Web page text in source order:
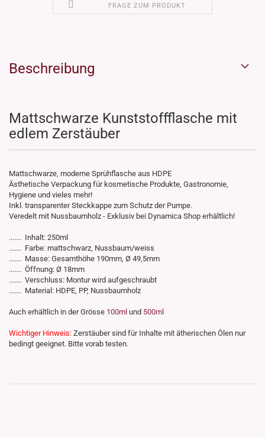
FRAGE ZUM PRODUKT
Beschreibung
Mattschwarze Kunststoffflasche mit
edlem Zerstäuber
Mattschwarze, moderne Sprühflasche aus HDPE
Ästhetische Verpackung für kosmetische Produkte, Gastronomie,
Hygiene und vieles mehr!
Inkl. transparenter Steckkappe zum Schutz der Pumpe.
Veredelt mit Nussbaumholz - Exklusiv bei Dynamica Shop erhältlich!
....... Inhalt: 250ml
....... Farbe: mattschwarz, Nussbaum/weiss
....... Masse: Gesamthöhe 190mm, Ø 49,5mm
....... Öffnung: Ø 18mm
....... Verschluss: Montur wird aufgeschraubt
....... Material: HDPE, PP, Nussbaumholz
Auch erhältlich in der Grösse 100ml und 500ml
Wichtiger Hinweis: Zerstäuber sind für Inhalte mit ätherischen Ölen nur
bedingt geeignet. Bitte vorab testen.